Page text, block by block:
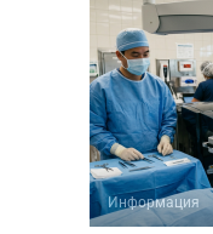
Информация